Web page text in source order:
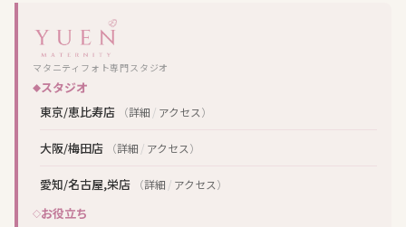
マタニティフォト専門スタジオ
スタジオ
東京/恵比寿店
（詳細 / アクセス）
大阪/梅田店 （詳細 / アクセス）
愛知/名古屋,栄店 （詳細 / アクセス）
お役立ち